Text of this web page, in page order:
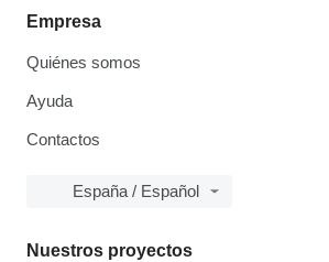
Empresa
Quiénes somos
Ayuda
Contactos
España / Español
Nuestros proyectos